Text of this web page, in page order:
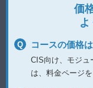
価
コースの価格
CIS向け、モジュ
は、料金ページを